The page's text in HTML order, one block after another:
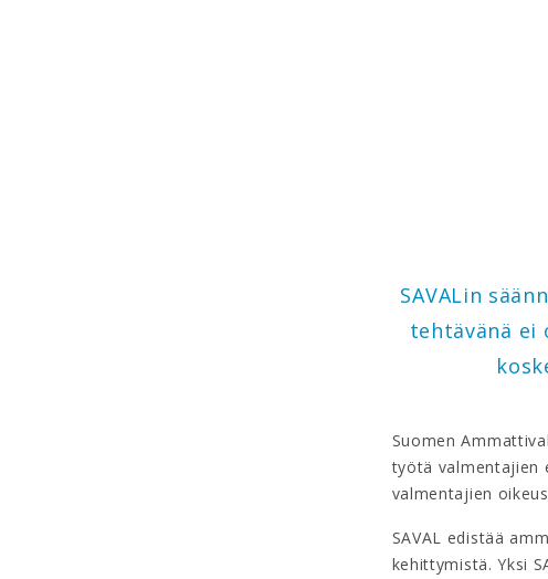
SAVALin
tehtävänä
Suomen
työtä valmentajien
valmentajien
SAVAL edistää
kehittymistä. Yksi